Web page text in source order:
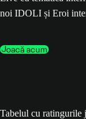
noi IDOLI și Eroi
Joacă acum
Tabelul cu ratingurile